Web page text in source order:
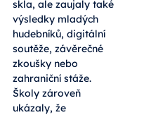
skla, ale zaujaly také
výsledky mladých
hudebníků, digitální
soutěže, závěrečné
zkoušky nebo
zahraniční stáže.
Školy zároveň
ukázaly, že